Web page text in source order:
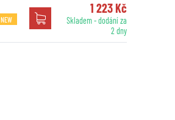
NEW
1 223 Kč
Skladem - dodání za
2 dny